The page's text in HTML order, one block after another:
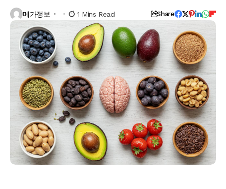
메가정보 1 Mins Read Share